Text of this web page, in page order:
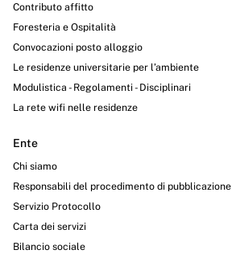
Contributo affitto
Foresteria e Ospitalità
Convocazioni posto alloggio
Le residenze universitarie per l’ambiente
Modulistica - Regolamenti - Disciplinari
La rete wifi nelle residenze
Ente
Chi siamo
Responsabili del procedimento di pubblicazione
Servizio Protocollo
Carta dei servizi
Bilancio sociale